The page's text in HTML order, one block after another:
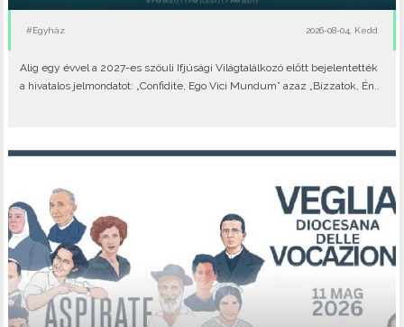
#Egyház 2026-08-04, Kedd
Alig egy évvel a 2027-es szöuli Ifjúsági Világtalálkozó előtt bejelentették
a hivatalos jelmondatot: „Confidite, Ego Vici Mundum” azaz „Bízzatok, Én..